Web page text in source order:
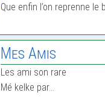
Que enfin l’on reprenne le
Mes Amis
Les ami son rare
Mé kelke par…